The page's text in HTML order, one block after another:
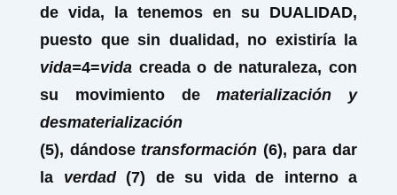
de vida, la tenemos en su DUALIDAD,
puesto que sin dualidad, no existiría la
vida=4=vida creada o de naturaleza, con
su movimiento dematerialización y
desmaterialización
(5), dándosetransformación (6), para dar
la verdad
(7) de su vida de interno a